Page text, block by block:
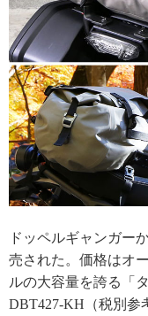
ドッペルギャンガー
売された。価格はオ
ルの大容量を誇る「
DBT427-KH（税別参